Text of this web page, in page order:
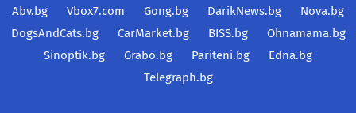
Abv.bg Vbox7.com Gong.bg DarikNews.bg
Nova.bg
DogsAndCats.bg
CarMarket.bg BISS.bg
Ohnamama.bg
Sinoptik.bg
Grabo.bg Pariteni.bg
Edna.bg
Telegraph.bg